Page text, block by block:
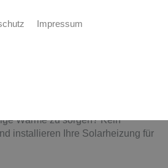
Wärme zu sorgen? Kein
installieren Ihre Solarheizung für
Impressum